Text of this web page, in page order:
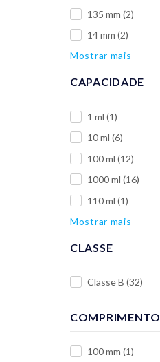
135 mm (2)
14 mm (2)
Mostrar mais
CAPACIDADE
1 ml (1)
10 ml (6)
100 ml (12)
1000 ml (16)
110 ml (1)
Mostrar mais
CLASSE
Classe B (32)
COMPRIMENTO
100 mm (1)